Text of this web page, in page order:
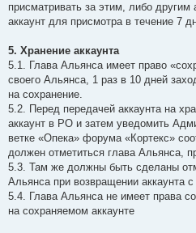
присматривать за этим, либо другим
аккаунт для присмотра в течение 7
5. Хранение аккаунта
5.1. Глава Альянса имеет право
своего Альянса, 1 раз в 10 дней
на сохранение.
5.2. Перед передачей аккаунта на
аккаунт в РО и затем уведомить
ветке «Опека» форума «Кортекс»
должен отметиться глава Альянса,
5.3. Там же должны быть сделаны
Альянса при возвращении аккаунта
5.4. Глава Альянса не имеет права
на сохраняемом аккаунте